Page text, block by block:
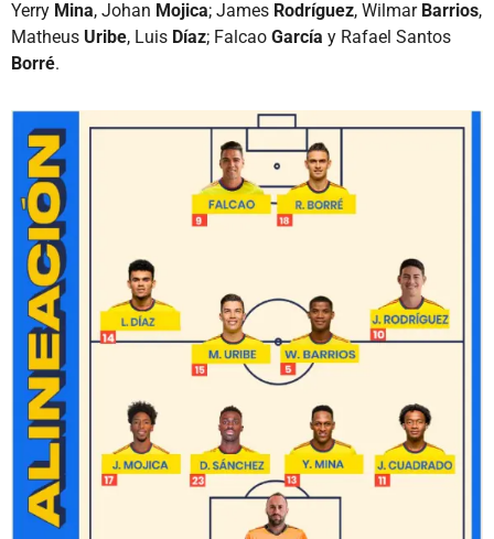
Yerry Mina, Johan Mojica; James Rodríguez, Wilmar Barrios,
Matheus Uribe, Luis Díaz; Falcao García y Rafael Santos
Borré.